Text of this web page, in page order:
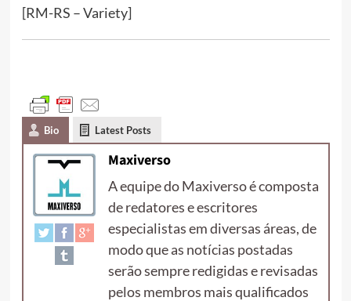
[RM-RS – Variety]
Bio Latest Posts
Maxiverso
A equipe do Maxiverso é composta
de redatores e escritores
especialistas em diversas áreas, de
modo que as notícias postadas
serão sempre redigidas e revisadas
pelos membros mais qualificados